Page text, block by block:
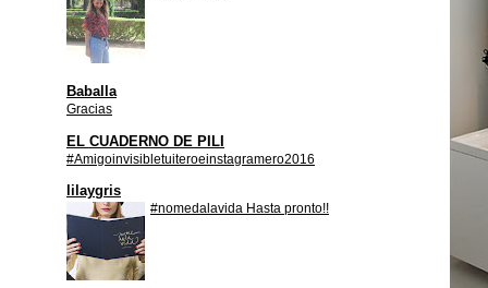
Baballa
Gracias
EL CUADERNO DE PILI
#Amigoinvisibletuiteroeinstagramero2016
lilaygris
#nomedalavida Hasta pronto!!